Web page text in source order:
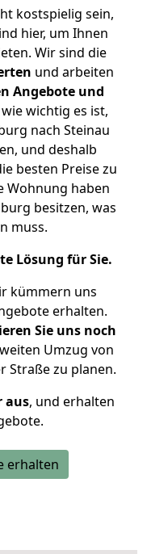
kostspielig sein,
hier, um Ihnen
Wir sind die
und arbeiten
Angebote und
wichtig es ist,
nach Steinau
und deshalb
besten Preise zu
Wohnung haben
besitzen, was
muss.
Lösung für Sie.
kümmern uns
erhalten.
Sie uns noch
Umzug von
Straße zu planen.
aus, und erhalten
erhalten